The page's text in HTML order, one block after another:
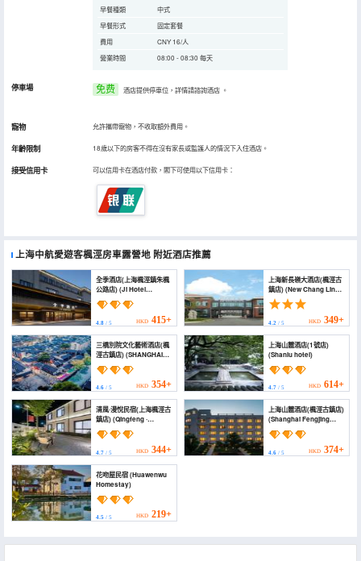
早餐種類
中式
早餐形式
固定套餐
費用
CNY 16/人
營業時間
08:00 - 08:30 每天
停車場 免费 酒店提供停車位，詳情請諮詢酒店 。
寵物 允許攜帶寵物，不收取額外費用。
年齡限制 18歲以下的房客不得在沒有家長或監護人的情況下入住酒店。
接受信用卡 可以信用卡在酒店付款，閣下可使用以下信用卡：
上海中航愛遊客楓涇房車露營地 附近酒店推薦
全季酒店(上海楓涇鎮朱楓
公路店) (Ji Hotel
(Shanghai Zhujing Town
Zhufeng Highway
4.8 / 5 HKD 415+
上海新長嶺大酒店(楓涇古
鎮店) (New Chang Ling
Hotel)
4.2/ 5 HKD 349+
三橋別院文化藝術酒店(楓
涇古鎮店) (SHANGHAI
SANQIAO HOTEL)
4.6 / 5 HKD 354+
上海山麓酒店(1號店)
(Shanlu hotel)
4.7/ 5 HKD 614+
清風·漫悅民宿(上海楓涇古
鎮店) (Qingfeng ·
Manyue Homestay)
4.7 / 5 HKD 344+
上海山麓酒店(楓涇古鎮店)
(Shanghai Fengjing
Ancient Town Shanlu
Hotel)
4.6/ 5 HKD 374+
花吻屋民宿 (Huawenwu
Homestay)
4.5 / 5 HKD 219+